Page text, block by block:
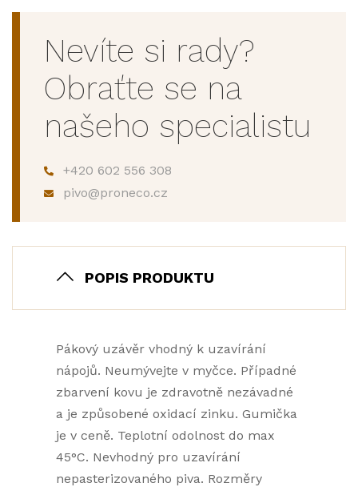
Nevíte si rady?
Obraťte se na
našeho specialistu
+420 602 556 308
pivo@proneco.cz
POPIS PRODUKTU
Pákový uzávěr vhodný k uzavírání
nápojů. Neumývejte v myčce. Případné
zbarvení kovu je zdravotně nezávadné
a je způsobené oxidací zinku. Gumička
je v ceně. Teplotní odolnost do max
45°C. Nevhodný pro uzavírání
nepasterizovaného piva. Rozměry